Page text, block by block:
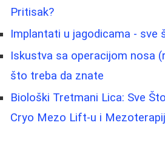
Pritisak?
Implantati u jagodicama - sve
Iskustva sa operacijom nosa
što treba da znate
Biološki Tretmani Lica: Sve
Cryo Mezo Lift-u i